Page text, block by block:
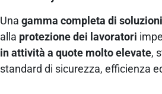
Una gamma completa di soluzioni
alla protezione dei lavoratori
in attività a quote molto elevate,
standard di sicurezza, efficienza